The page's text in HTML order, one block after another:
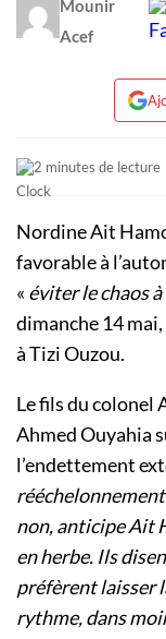
Mounir
Acef
2 minutes de lecture
Nordine Ait
favorable à
« éviter le chaos à
dimanche 14 mai,
à Tizi Ouzou.
Le fils du colonel
Ahmed Ouyahia
l’endettement
non, anticipe Ait
en herbe. Ils
préfèrent laisser
rythme, dans